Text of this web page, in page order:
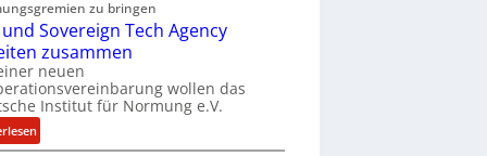
a
V
c
e
P
r
M
h
a
o
m
G
e
h
e
m
n
zu bringen
Sovereign Tech Agency
zusammen
neuen
wollen das
Institut für Normung e.V.
:
D